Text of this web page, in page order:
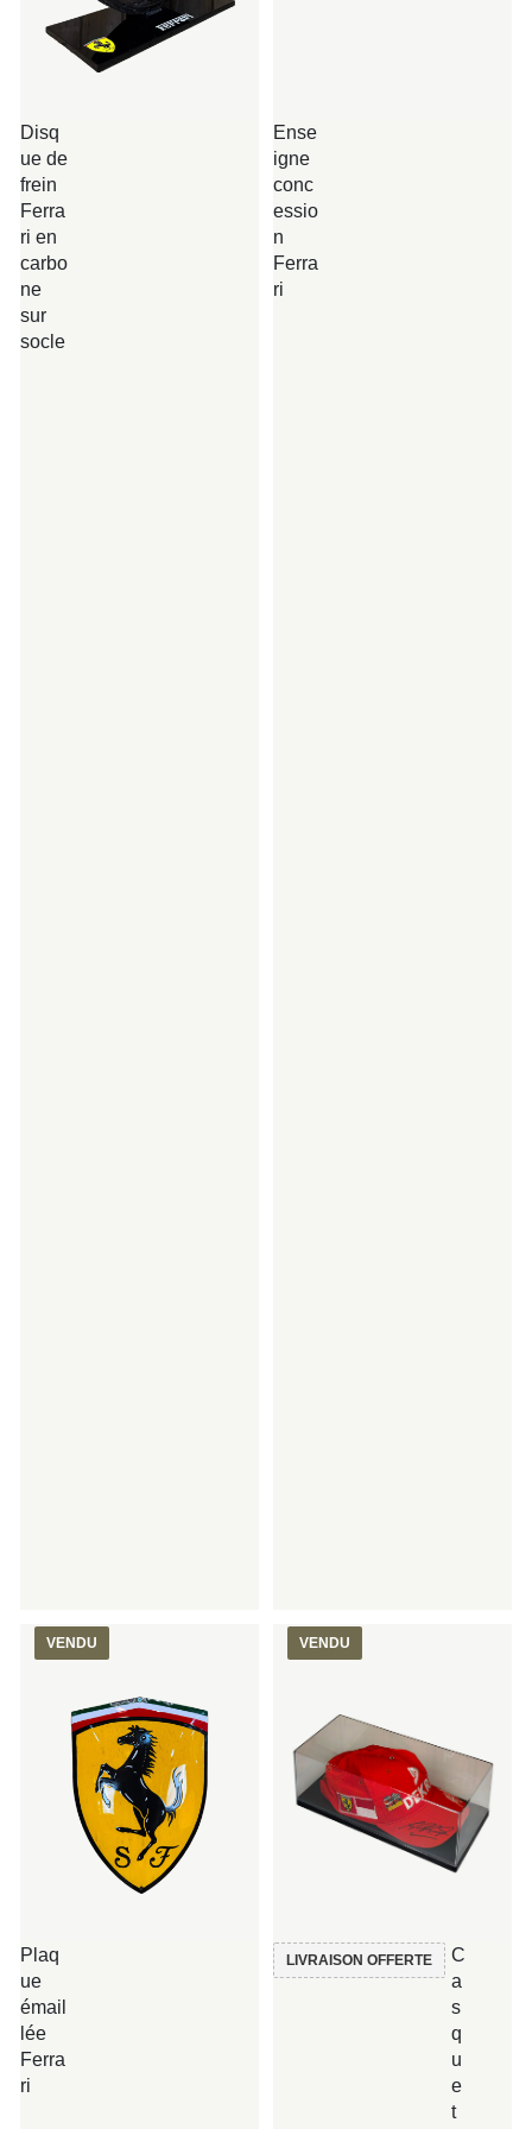
Disq
ue de
frein
Ferra
ri en
carbo
ne
sur
socle
Ense
igne
conc
essio
n
Ferra
ri
VENDU
Plaq
ue
émail
lée
Ferra
ri
VENDU
C
a
s
q
u
e
t
LIVRAISON OFFERTE